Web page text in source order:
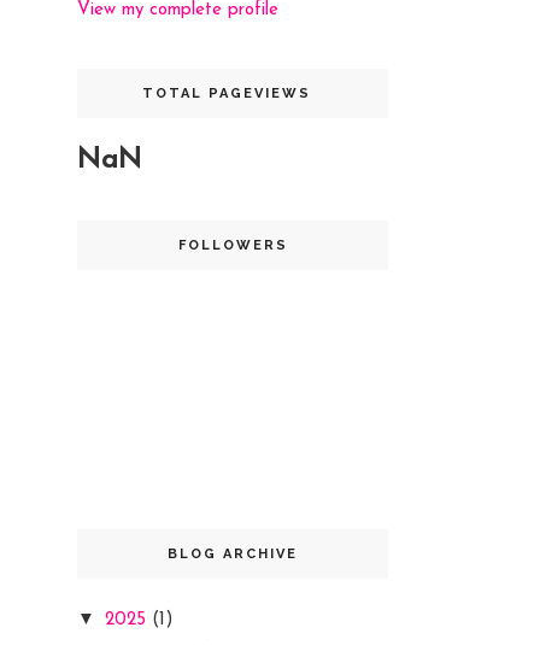
View my complete profile
TOTAL PAGEVIEWS
NaN
FOLLOWERS
BLOG ARCHIVE
▼ 2025 (1)